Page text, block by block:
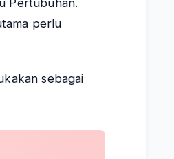
Pertubuhan.
perlu
sebagai